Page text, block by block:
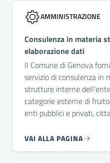
AMMINISTRAZIONE
Consulenza in materia
elaborazione dati
Il Comune di Genova
servizio di consulenza in
strutture interne
categorie esterne di
enti pubblici e privati,
VAI ALLA PAGINA